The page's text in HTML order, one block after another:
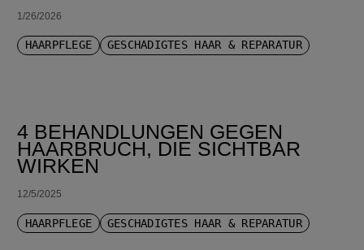
1/26/2026
HAARPFLEGE GESCHÄDIGTES HAAR & REPARATUR
4 BEHANDLUNGEN GEGEN
HAARBRUCH, DIE SICHTBAR
WIRKEN
12/5/2025
HAARPFLEGE GESCHÄDIGTES HAAR & REPARATUR